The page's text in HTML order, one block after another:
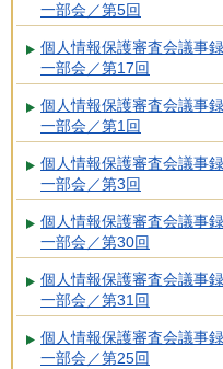
一部会／第5回
個人情報保護審査会議事
一部会／第17回
個人情報保護審査会議事
一部会／第1回
個人情報保護審査会議事
一部会／第3回
個人情報保護審査会議事
一部会／第30回
個人情報保護審査会議事
一部会／第31回
個人情報保護審査会議事
一部会／第25回